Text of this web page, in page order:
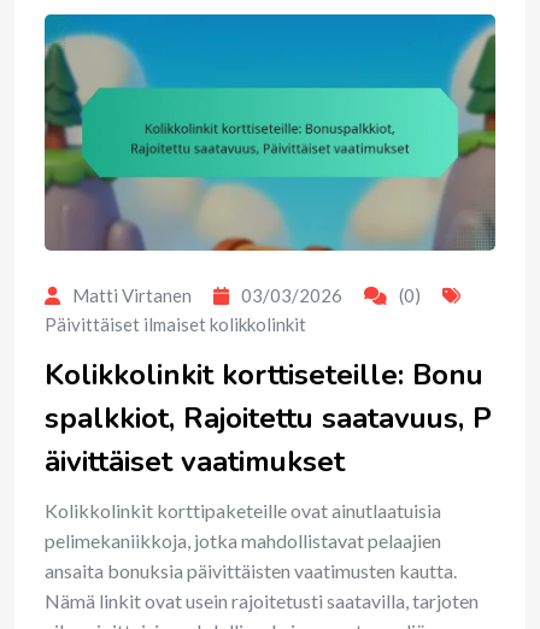
Matti Virtanen 03/03/2026
(0)
Päivittäiset ilmaiset kolikkolinkit
Kolikkolinkit korttiseteille: Bonu
spalkkiot, Rajoitettu saatavuus, P
äivittäiset vaatimukset
Kolikkolinkit korttipaketeille ovat ainutlaatuisia
pelimekaniikkoja, jotka mahdollistavat pelaajien
ansaita bonuksia päivittäisten vaatimusten kautta.
Nämä linkit ovat usein rajoitetusti saatavilla, tarjoten